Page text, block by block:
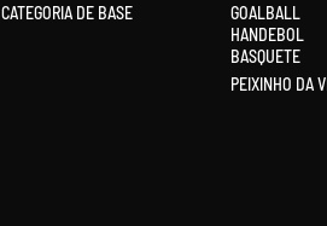
CATEGORIA DE BASE
GOALBALL
HANDEBOL
BASQUETE
PEIXINHO DA